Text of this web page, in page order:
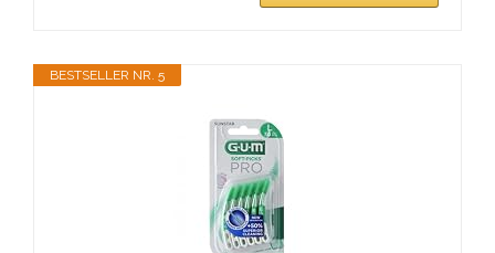
BESTSELLER NR. 5